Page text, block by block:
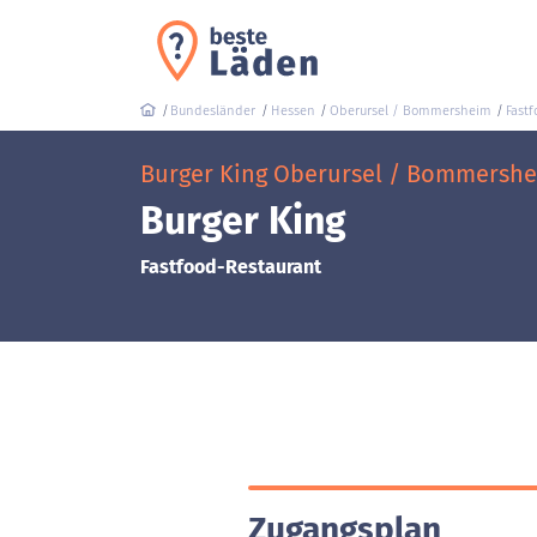
Bundesländer Hessen Oberursel / Bommersheim
Burger King Oberursel /
Burger King
Fastfood-Restaurant